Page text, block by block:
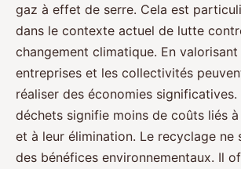
gaz à effet de serre. Cela est
dans le contexte actuel de lutte
changement climatique. En
entreprises et les collectivités
réaliser des économies
déchets signifie moins de coûts liés
et à leur élimination. Le recyclage ne
des bénéfices environnementaux. Il